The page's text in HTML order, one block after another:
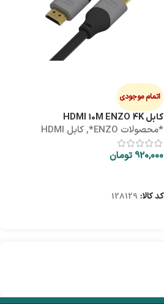
اتمام موجودی
کابل HDMI 10M ENZO 4K
*محصولات ENZO* ,کابل HDMI
920,000 تومان
کد کالا: 128129